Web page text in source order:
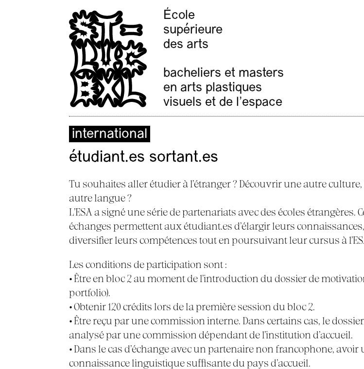
École
supérieure
des arts
bacheliers et masters
en arts plastiques
visuels et de l'espace
international
étudiant.es sortant.es
Tu souhaites aller étudier à l’étranger ? Découvrir une autre
autre langue ?
L’ESA a signé une série de partenariats avec des écoles étrangères.
échanges permettent aux étudiant.es d’élargir leurs
diversifier leurs compétences tout en poursuivant leur cursus à
Les conditions de participation sont :
•Être en bloc 2 au moment de l’introduction du dossier de
portfolio).
•Obtenir 120 crédits lors de la première session du bloc 2.
•Être reçu par une commission interne. Dans certains cas, le
analysé par une commission dépendant de l’institution d’accueil.
•Dans le cas d’échange avec un partenaire non francophone, avoir
connaissance linguistique suffisante du pays d’accueil.